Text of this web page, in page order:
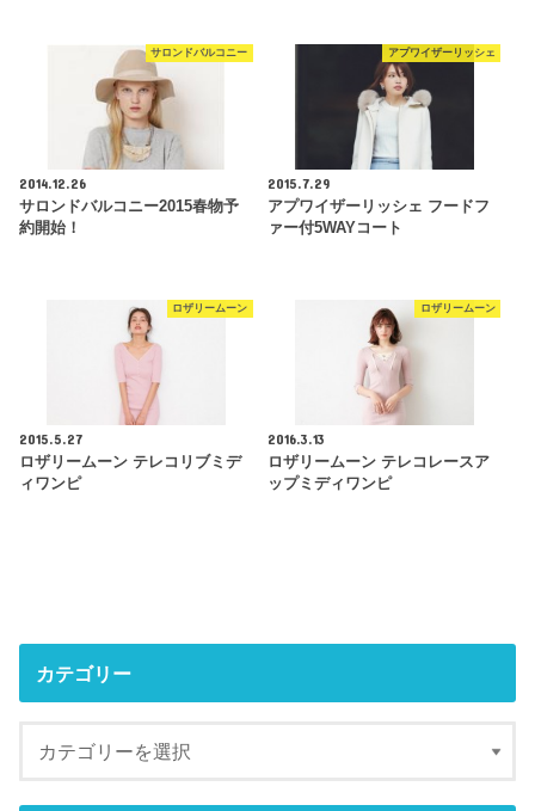
サロンドバルコニー
2014.12.26
サロンドバルコニー2015春物予
約開始！
アプワイザーリッシェ
2015.7.29
アプワイザーリッシェ フードフ
ァー付5WAYコート
ロザリームーン
2015.5.27
ロザリームーン テレコリブミデ
ィワンピ
ロザリームーン
2016.3.13
ロザリームーン テレコレースア
ップミディワンピ
カテゴリー